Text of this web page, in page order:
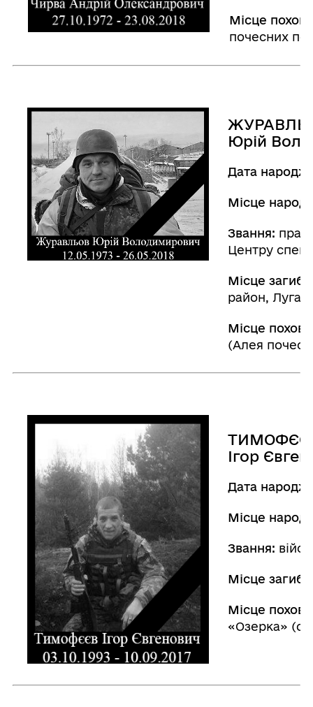
Місце
почесних
Юрій
Дата
Місце
Звання:
Центру
Місце
район,
Місце
(Алея
Ігор
Дата
Місце
Звання:
Місце
Місце
«Озерка»